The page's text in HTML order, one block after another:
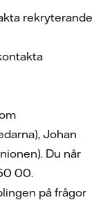
rekryterande
Johan
Du når
00.
på frågor